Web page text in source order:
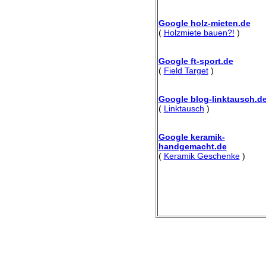
Google holz-mieten.de
( Holzmiete bauen?! )
Google ft-sport.de
( Field Target)
Google blog-
( Linktausch )
Google keramik-
handgemacht.de
( Keramik Geschenke)